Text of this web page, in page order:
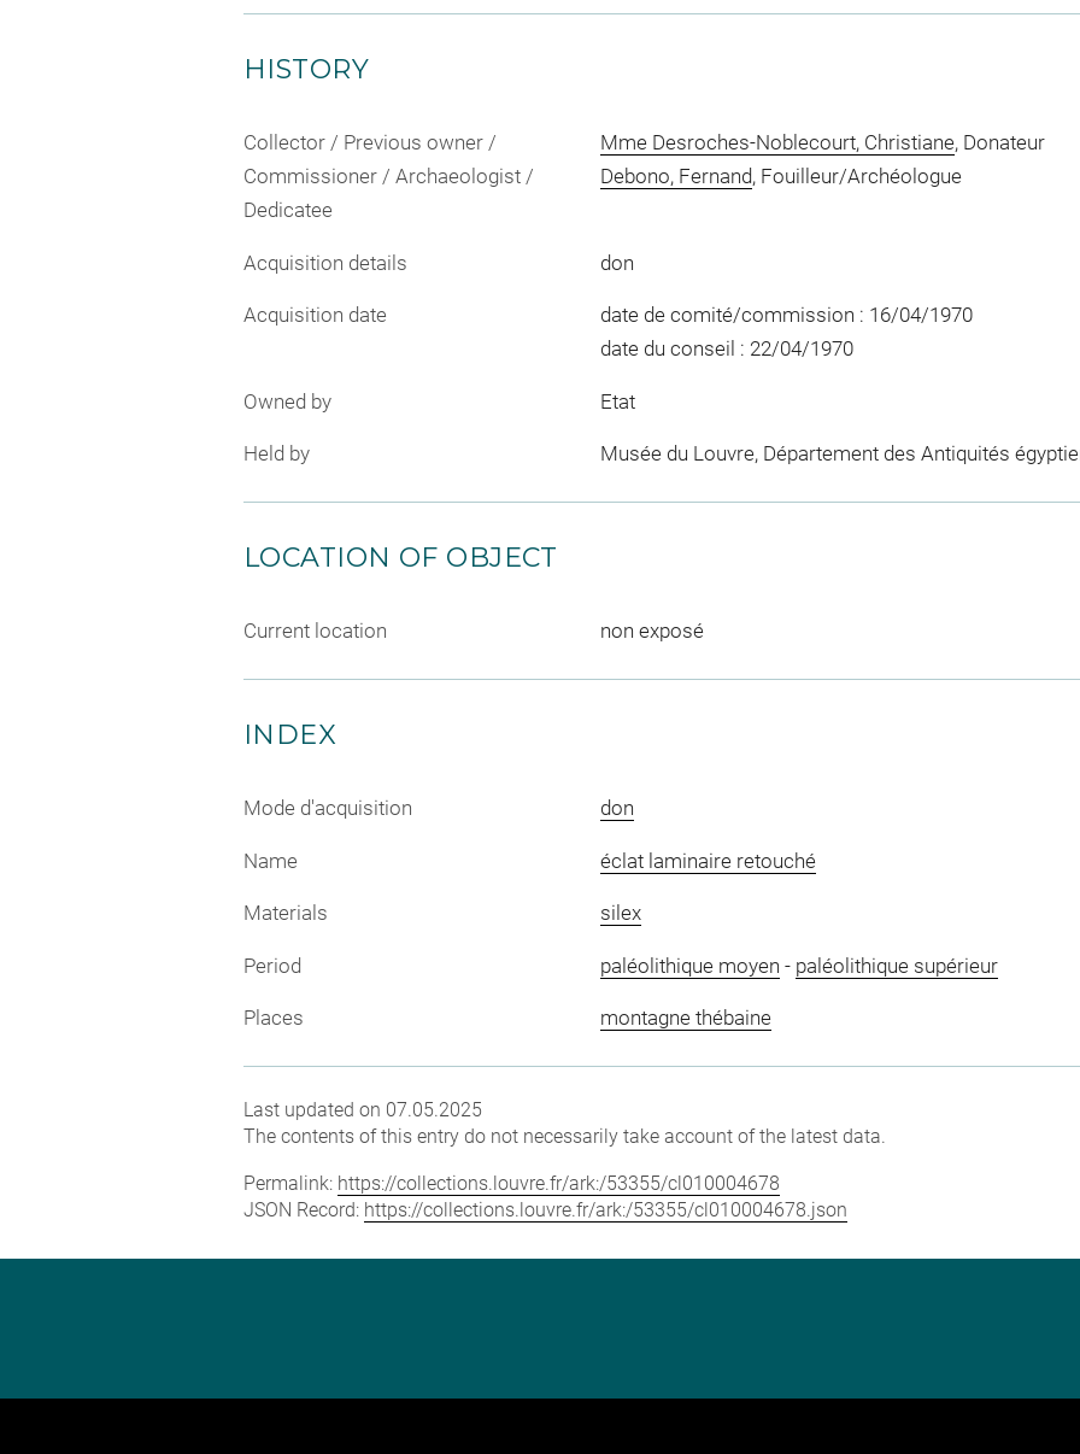
HISTORY
Collector / Previous owner /
Commissioner / Archaeologist /
Dedicatee
Mme Desroches-Noblecourt, Christiane, Donateur
Debono, Fernand, Fouilleur/Archéologue
Acquisition details don
Acquisition date
date de comité/commission : 16/04/1970
date du conseil : 22/04/1970
Owned by Etat
Held by Musée du Louvre, Département des Antiquités
LOCATION OF OBJECT
Current location non exposé
INDEX
Mode d'acquisition don
Name éclat laminaire retouché
Materials silex
Period paléolithique moyen - paléolithique supérieur
Places montagne thébaine
Last updated on 07.05.2025
The contents of this entry do not necessarily take account of the latest data.
Permalink: https://collections.louvre.fr/ark:/53355/cl010004678
JSON Record: https://collections.louvre.fr/ark:/53355/cl010004678.json